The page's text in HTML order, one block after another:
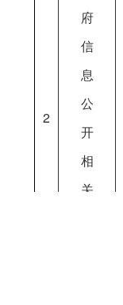
府
信
息
公
开
相
关
2